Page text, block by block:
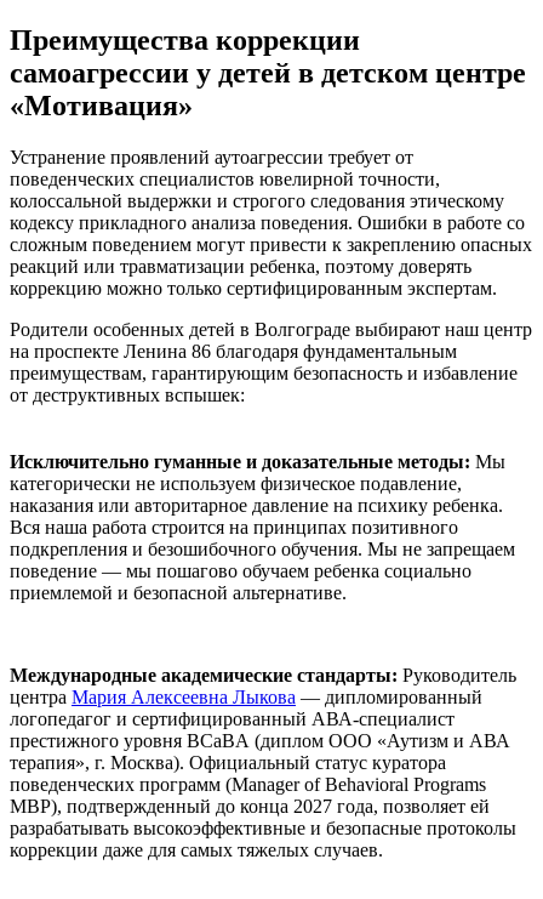
Преимущества коррекции
самоагрессии у детей в детском центре
«Мотивация»
Устранение проявлений аутоагрессии требует от
поведенческих специалистов ювелирной точности,
колоссальной выдержки и строгого следования этическому
кодексу прикладного анализа поведения. Ошибки в работе со
сложным поведением могут привести к закреплению опасных
реакций или травматизации ребенка, поэтому доверять
коррекцию можно только сертифицированным экспертам.
Родители особенных детей в Волгограде выбирают наш центр
на проспекте Ленина 86 благодаря фундаментальным
преимуществам, гарантирующим безопасность и избавление
от деструктивных вспышек:
Исключительно гуманные и доказательные методы: Мы
категорически не используем физическое подавление,
наказания или авторитарное давление на психику ребенка.
Вся наша работа строится на принципах позитивного
подкрепления и безошибочного обучения. Мы не запрещаем
поведение — мы пошагово обучаем ребенка социально
приемлемой и безопасной альтернативе.
Международные академические стандарты: Руководитель
центра Мария Алексеевна Лыкова — дипломированный
логопедагог и сертифицированный АВА-специалист
престижного уровня BCaBA (диплом ООО «Аутизм и АВА
терапия», г. Москва). Официальный статус куратора
поведенческих программ (Manager of Behavioral Programs
MBP), подтвержденный до конца 2027 года, позволяет ей
разрабатывать высокоэффективные и безопасные протоколы
коррекции даже для самых тяжелых случаев.